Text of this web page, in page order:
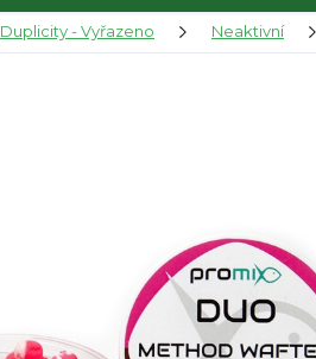
Duplicity - Vyřazeno Neaktivní